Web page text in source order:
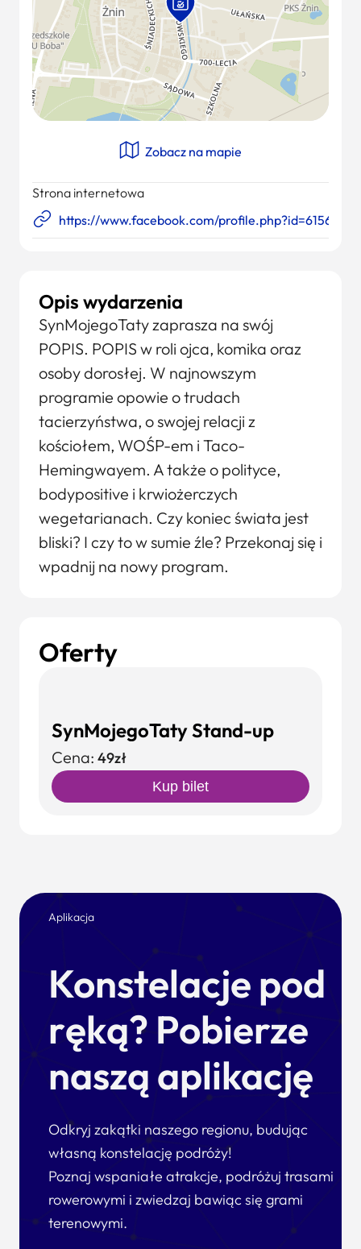
Opis wydarzenia
SynMojegoTaty zaprasza na swój
POPIS. POPIS w roli ojca, komika oraz
osoby dorosłej. W najnowszym
programie opowie o trudach
tacierzyństwa, o swojej relacji z
kościołem, WOŚP-em i Taco-
Hemingwayem. A także o polityce,
bodypositive i krwiożerczych
wegetarianach. Czy koniec świata jest
bliski? I czy to w sumie źle? Przekonaj się i
wpadnij na nowy program.
Oferty
SynMojegoTaty Stand-up
Cena: 49zł
Kup bilet
Zobacz na mapie
Strona internetowa
https://www.facebook.com/
Aplikacja
Konstelacje pod
ręką? Pobierze
naszą aplikację
Odkryj zakątki naszego regionu, budując
własną konstelację podróży!
Poznaj wspaniałe atrakcje, podróżuj trasami
rowerowymi i zwiedzaj bawiąc się grami
terenowymi.